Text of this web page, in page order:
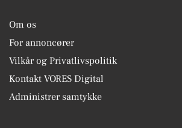
Om os
For annoncører
Vilkår og Privatlivspolitik
Kontakt VORES Digital
Administrer samtykke